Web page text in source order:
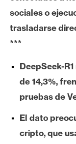
E
t
e
u
m
I
sociales o
trasladarse
***
DeepSeek-
de 14,3%,
pruebas de
El dato
cripto, que